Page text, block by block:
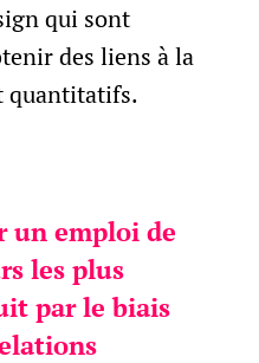
qui sont
des liens à la
quantitatifs.
un emploi de
les plus
par le biais